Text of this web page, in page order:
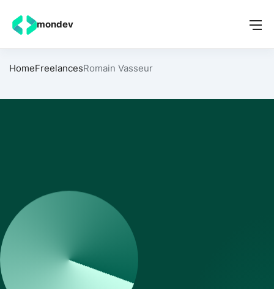
mondev
HomeFreelancesRomain Vasseur